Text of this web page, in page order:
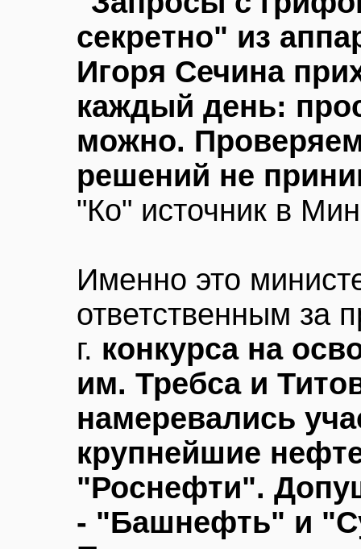
секретно" из
Игоря Сечина
каждый день:
можно.
решений не
"Ко" источник в
Именно это
ответственным за
г. конкурса на
им. Требса и
намеревались
крупнейшие
"Роснефти".
- "Башнефть" и